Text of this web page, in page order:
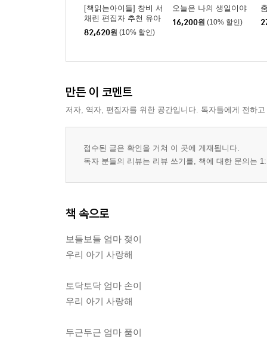
[책읽는아이들] 창비 서
채린 편집자 추천 유아
세트
82,620원 (10% 할인)
오늘은 나의 생일이야
16,200원 (10% 할인)
만든 이 코멘트
저자, 역자, 편집자를 위한 공간입니다. 독자들에게 전하
접수된 글은 확인을 거쳐 이 곳에 게재됩니다.
독자 분들의 리뷰는 리뷰 쓰기를, 책에 대한 문의는
책 속으로
보들보들 엄마 젖이
우리 아기 사랑해
토닥토닥 엄마 손이
우리 아기 사랑해
두근두근 엄마 품이